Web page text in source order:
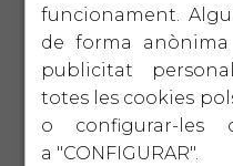
15/07/2013 (Ajuts i
Nova línia de
emprenedors,
funcionament.
de forma
publicitat
totes les cookies
o configurar-les
a "CONFIGURAR".